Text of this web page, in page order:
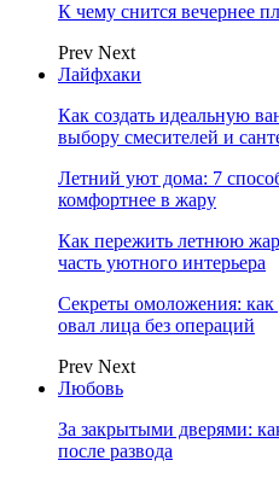
К чему снится вечернее
Prev Next
Лайфхаки
Как создать идеальную
выбору смесителей и
Летний уют дома: 7
комфортнее в жару
Как пережить летнюю
часть уютного интерьера
Секреты омоложения: как
овал лица без операций
Prev Next
Любовь
За закрытыми дверями:
после развода